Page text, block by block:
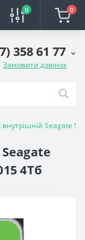
0 0
358 61 77
Замовити дзвінок
Seagate
4Тб